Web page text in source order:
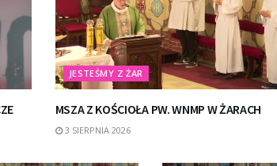
JESTEŚMY Z ŻAR
MSZA Z KOŚCIOŁA PW. WNMP W ŻARACH
3 SIERPNIA 2026